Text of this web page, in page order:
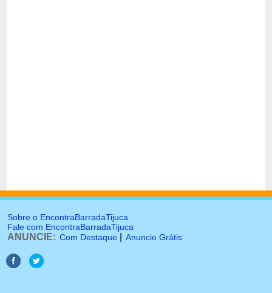
Sobre o EncontraBarradaTijuca
Fale com EncontraBarradaTijuca
ANUNCIE: Com Destaque Anuncie Grátis